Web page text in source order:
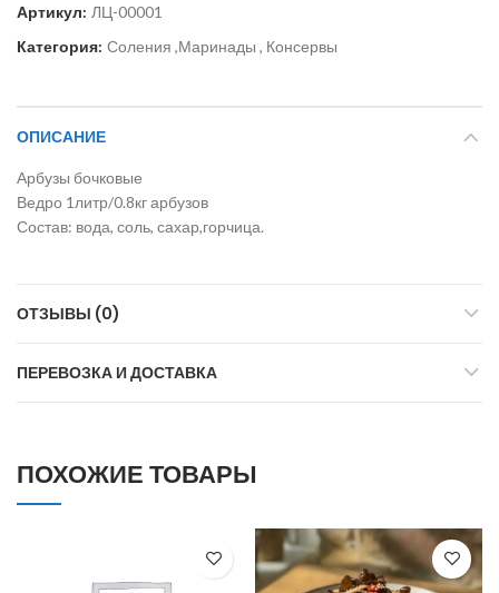
Артикул: ЛЦ-00001
Категория: Соления ,Маринады , Консервы
ОПИСАНИЕ
Арбузы бочковые
Ведро 1литр/0.8кг арбузов
Состав: вода, соль, сахар,горчица.
ОТЗЫВЫ (0)
ПЕРЕВОЗКА И ДОСТАВКА
ПОХОЖИЕ ТОВАРЫ